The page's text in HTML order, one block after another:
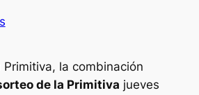
Primitiva, la combinación
de la Primitiva jueves